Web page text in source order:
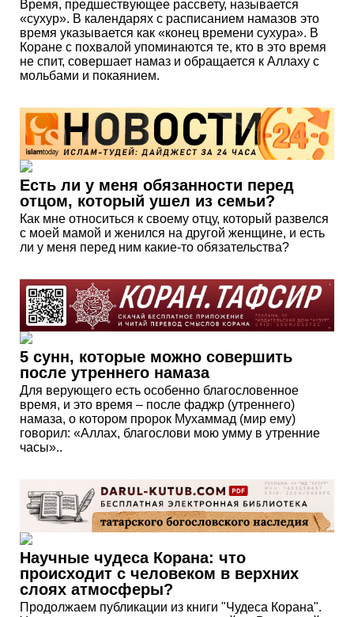
Время, предшествующее рассвету, называется
«сухур». В календарях с расписанием намазов это
время указывается как «конец времени сухура». В
Коране с похвалой упоминаются те, кто в это время
не спит, совершает намаз и обращается к Аллаху с
мольбами и покаянием.
Есть ли у меня обязанности перед
отцом, который ушел из семьи?
Как мне относиться к своему отцу, который развелся
с моей мамой и женился на другой женщине, и есть
ли у меня перед ним какие-то обязательства?
5 сунн, которые можно совершить
после утреннего намаза
Для верующего есть особенно благословенное
время, и это время – после фаджр (утреннего)
намаза, о котором пророк Мухаммад (мир ему)
говорил: «Аллах, благослови мою умму в утренние
часы»..
Научные чудеса Корана: что
происходит с человеком в верхних
слоях атмосферы?
Продолжаем публикации из книги "Чудеса Корана".